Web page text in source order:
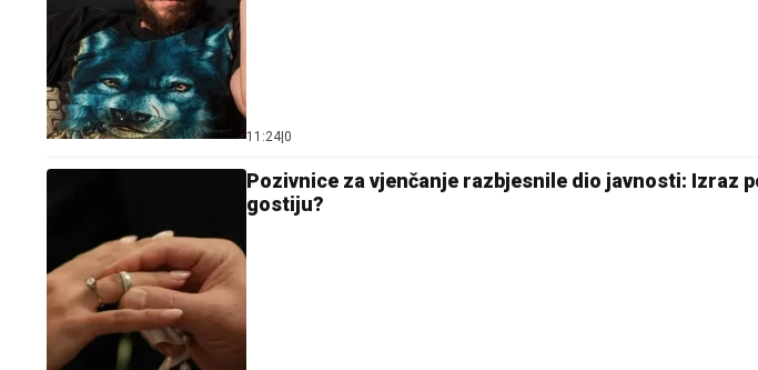
11:24 0
Pozivnice za vjenčanje razbjesnile dio javnosti: Izraz
gostiju?